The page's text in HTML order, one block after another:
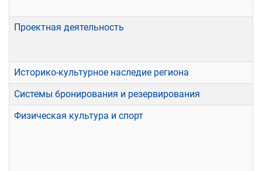
Проектная деятельность
Историко-культурное наследие региона
Системы бронирования и резервирования
Физическая культура и спорт